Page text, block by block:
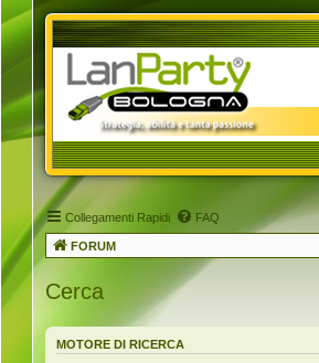
Collegamenti Rapidi FAQ
FORUM
Cerca
MOTORE DI RICERCA